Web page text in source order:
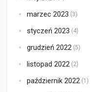
marzec 2023 (3)
styczeń 2023 (4)
grudzień 2022 (5)
listopad 2022 (2)
październik 2022 (1)